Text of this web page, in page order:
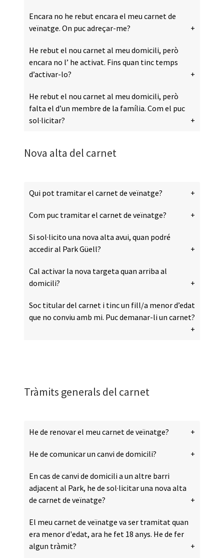
Encara no he rebut encara el meu carnet de
veïnatge. On puc adreçar-me?
He rebut el nou carnet al meu domicili, però
encara no l’ he activat. Fins quan tinc temps
d’activar-lo?
He rebut el nou carnet al meu domicili, però
falta el d’un membre de la família. Com el puc
sol·licitar?
Nova alta del carnet
Qui pot tramitar el carnet de veïnatge?
Com puc tramitar el carnet de veïnatge?
Si sol·licito una nova alta avui, quan podré
accedir al Park Güell?
Cal activar la nova targeta quan arriba al
domicili?
Soc titular del carnet i tinc un fill/a menor d’edat
que no conviu amb mi. Puc demanar-li un carnet?
Tràmits generals del carnet
He de renovar el meu carnet de veïnatge?
He de comunicar un canvi de domicili?
En cas de canvi de domicili a un altre barri
adjacent al Park, he de sol·licitar una nova alta
de carnet de veïnatge?
El meu carnet de veïnatge va ser tramitat quan
era menor d'edat, ara he fet 18 anys. He de fer
algun tràmit?